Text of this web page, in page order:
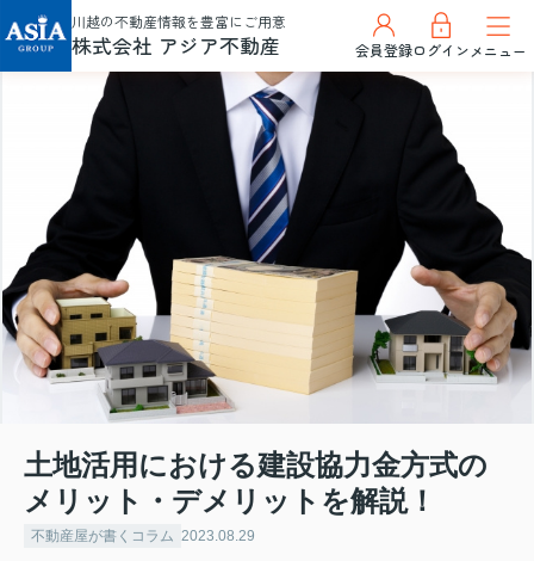
川越の不動産情報を豊富にご用意
株式会社 アジア不動産 会員登録ログインメニュー
土地活用における建設協力金方式の
メリット・デメリットを解説！
不動産屋が書くコラム 2023.08.29